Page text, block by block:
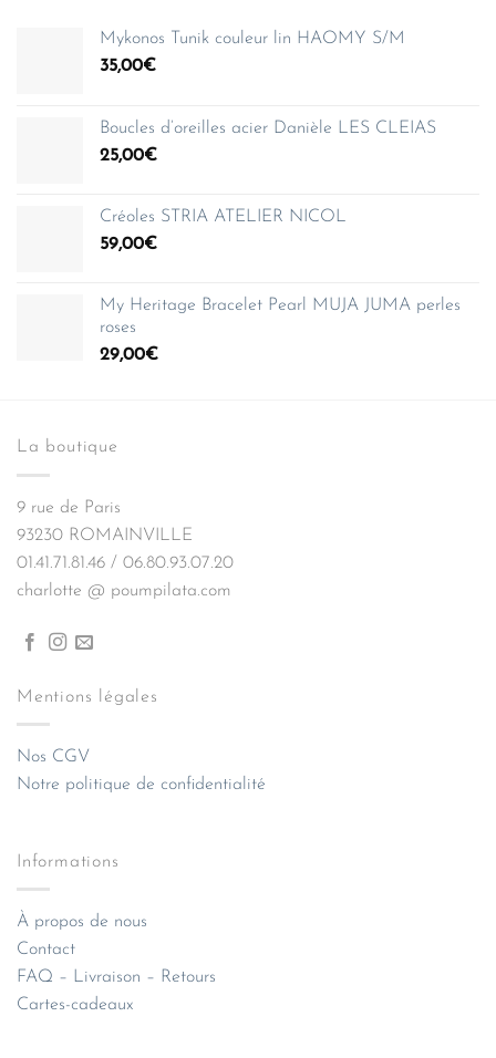
Mykonos Tunik couleur lin HAOMY S/M
35,00€
Boucles d’oreilles acier Danièle LES CLEIAS
25,00€
Créoles STRIA ATELIER NICOL
59,00€
My Heritage Bracelet Pearl MUJA JUMA perles
roses
29,00€
La boutique
9 rue de Paris
93230 ROMAINVILLE
01.41.71.81.46 / 06.80.93.07.20
charlotte @ poumpilata.com
Mentions légales
Nos CGV
Notre politique de confidentialité
Informations
À propos de nous
Contact
FAQ – Livraison – Retours
Cartes-cadeaux